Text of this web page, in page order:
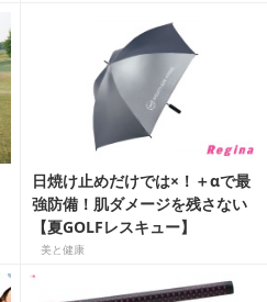
日焼け止めだけでは×！＋αで最
強防備！肌ダメージを残さない
【夏GOLFレスキュー】
美と健康